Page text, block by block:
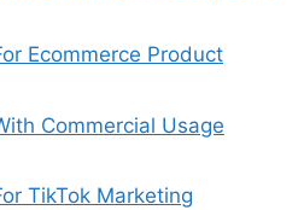
Ecommerce Product
Commercial Usage
TikTok Marketing